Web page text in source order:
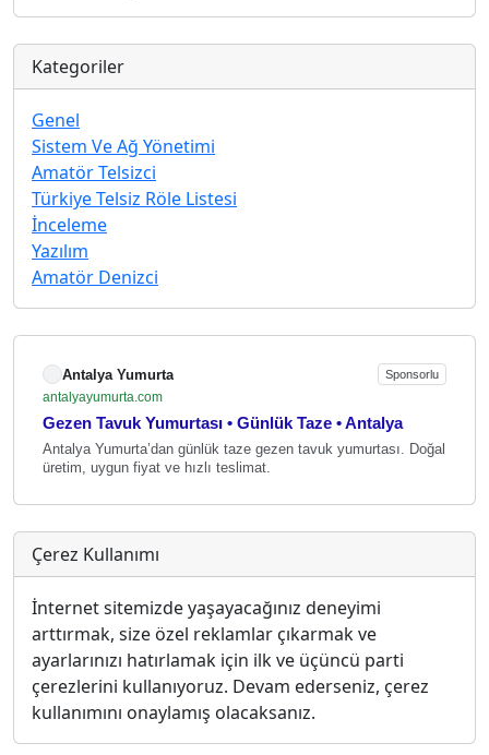
Kategoriler
Genel
Sistem Ve Ağ Yönetimi
Amatör Telsizci
Türkiye Telsiz Röle Listesi
İnceleme
Yazılım
Amatör Denizci
Antalya Yumurta Sponsorlu
antalyayumurta.com
Gezen Tavuk Yumurtası • Günlük Taze • Antalya
Antalya Yumurta’dan günlük taze gezen tavuk yumurtası. Doğal
üretim, uygun fiyat ve hızlı teslimat.
Çerez Kullanımı
İnternet sitemizde yaşayacağınız deneyimi
arttırmak, size özel reklamlar çıkarmak ve
ayarlarınızı hatırlamak için ilk ve üçüncü parti
çerezlerini kullanıyoruz. Devam ederseniz, çerez
kullanımını onaylamış olacaksanız.